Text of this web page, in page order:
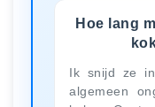
Hoe lang
Ik snijd ze
algemeen